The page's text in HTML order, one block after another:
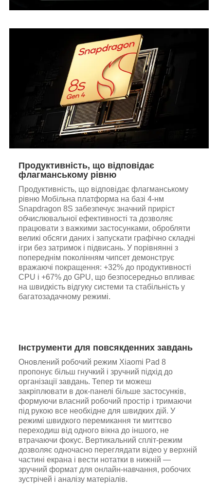
Продуктивність, що відповідає
флагманському рівню
Продуктивність, що відповідає флагманському
рівню Мобільна платформа на базі 4-нм
Snapdragon 8S забезпечує значний приріст
обчислювальної ефективності та дозволяє
працювати з важкими застосунками, обробляти
великі обсяги даних і запускати графічно складні
ігри без затримок і підвисань. У порівнянні з
попереднім поколінням чипсет демонструє
вражаючі покращення: +32% до продуктивності
CPU і +67% до GPU, що безпосередньо впливає
на швидкість відгуку системи та стабільність у
багатозадачному режимі.
Інструменти для повсякденних завдань
Оновлений робочий режим Xiaomi Pad 8
пропонує більш гнучкий і зручний підхід до
організації завдань. Тепер ти можеш
закріплювати в док-панелі більше застосунків,
формуючи власний робочий простір і тримаючи
під рукою все необхідне для швидких дій. У
режимі швидкого перемикання ти миттєво
переходиш від одного вікна до іншого, не
втрачаючи фокус. Вертикальний спліт-режим
дозволяє одночасно переглядати відео у верхній
частині екрана і вести нотатки в нижній —
зручний формат для онлайн-навчання, робочих
зустрічей і аналізу матеріалів.